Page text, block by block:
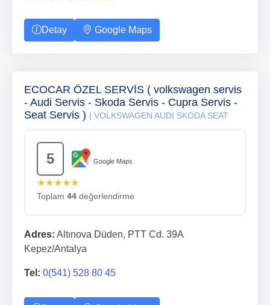
Detay Google Maps
ECOCAR ÖZEL SERVİS ( volkswagen servis
- Audi Servis - Skoda Servis - Cupra Servis -
Seat Servis ) | VOLKSWAGEN AUDI SKODA SEAT
5 Google Maps
★★★★★
Toplam 44 değerlendirme
Adres: Altınova Düden, PTT Cd. 39A
Kepez/Antalya
Tel: 0(541) 528 80 45